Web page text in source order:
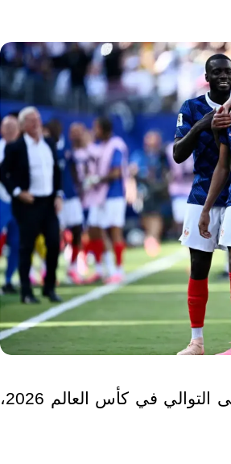
تمكن منتخب فرنسا من تحقيق فوزه الثاني على التوالي في كأس العالم 2026،